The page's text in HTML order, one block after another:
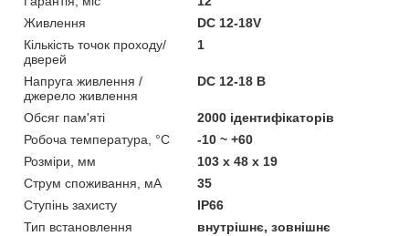
Живлення
DC 12-18V
Кількість точок проходу/
дверей
1
Напруга живлення /
джерело живлення
DC 12-18 В
Обсяг пам'яті
2000 ідентифікаторів
Робоча температура, °C
-10 ~ +60
Розміри, мм
103 х 48 х 19
Струм споживання, мА
35
Ступінь захисту
IP66
Тип встановлення
внутрішнє, зовнішнє